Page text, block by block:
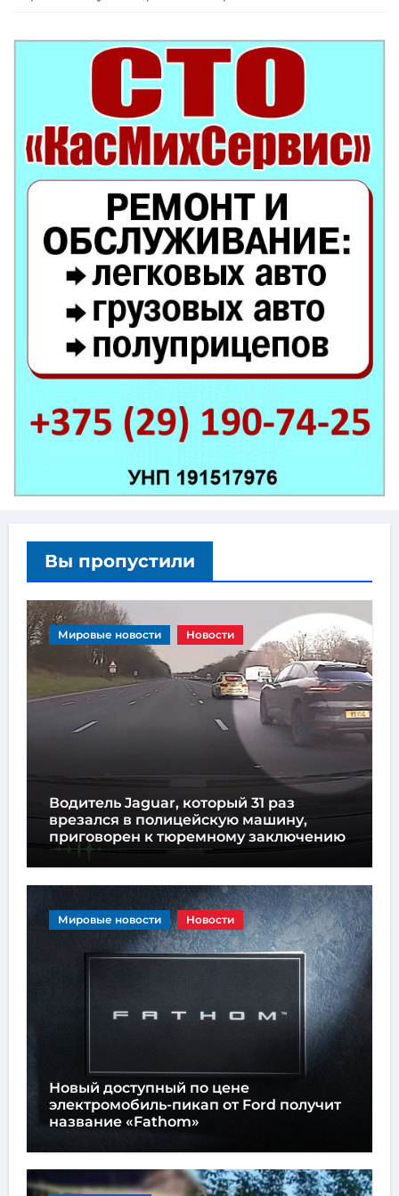
Вы пропустили
Мировые новости Новости
Водитель Jaguar, который 31 раз
врезался в полицейскую машину,
приговорен к тюремному заключению
Мировые новости Новости
Новый доступный по цене
электромобиль-пикап от Ford получит
название «Fathom»